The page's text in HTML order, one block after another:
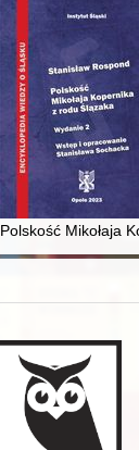
Polskość Mikołaja